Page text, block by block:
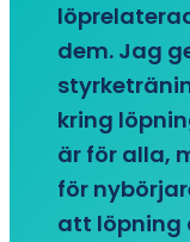
dem. Jag
kring
är för alla,
för
att löpning